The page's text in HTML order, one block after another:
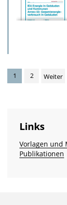
1 2 Weiter
Links
Vorlagen und
Publikationen